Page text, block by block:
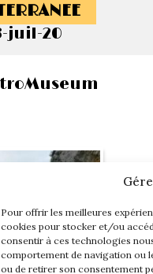
Pour offrir les meilleures
cookies pour stocker et/ou
consentir à ces technologies
comportement de navigation ou
ou de retirer son consentement
juil-20